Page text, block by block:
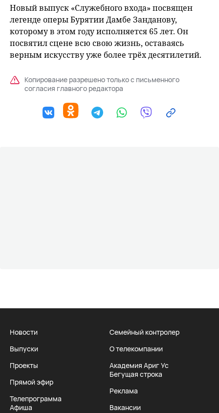
Новый выпуск «Служебного входа» посвящен
легенде оперы Бурятии Дамбе Занданову,
которому в этом году исполняется 65 лет. Он
посвятил сцене всю свою жизнь, оставаясь
верным искусству уже более трёх десятилетий.
Копирование разрешено только с письменного
согласия главного редактора
Новости
Выпуски
Проекты
Прямой эфир
Телепрограмма
Афиша
Семейный контролер
О телекомпании
Академия Ариг Ус
Бегущая строка
Реклама
Вакансии